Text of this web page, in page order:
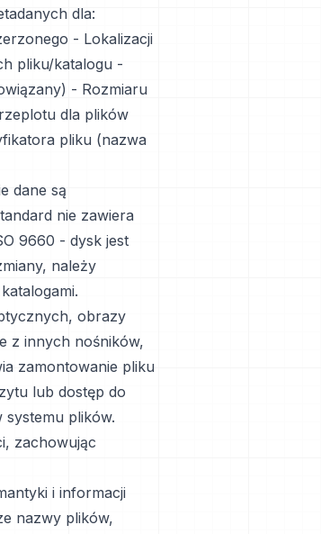
dla:
- Lokalizacji
pliku/katalogu -
- Rozmiaru
dla plików
pliku (nazwa
dane są
nie zawiera
9660 - dysk jest
należy
obrazy
z innych nośników,
zamontowanie pliku
lub dostęp do
plików.
zachowując
i informacji
nazwy plików,